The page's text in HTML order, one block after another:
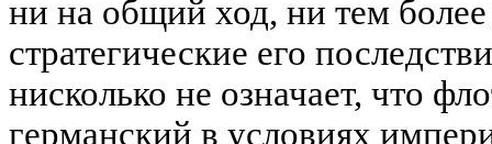
ни на общий ход, ни тем
стратегические его
нисколько не означает, что
германский в условиях